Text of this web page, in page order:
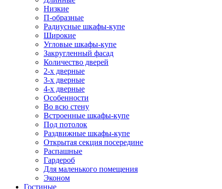
Низкие
П-образные
Радиусные шкафы-купе
Широкие
Угловые шкафы-купе
Закругленный фасад
Количество дверей
2-х дверные
3-х дверные
4-х дверные
Особенности
Во всю стену
Встроенные шкафы-купе
Под потолок
Раздвижные шкафы-купе
Открытая секция посередине
Распашные
Гардероб
Для маленького помещения
Эконом
Гостиные